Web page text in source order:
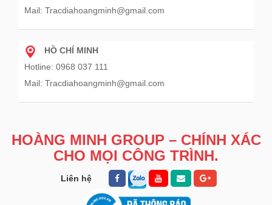
Mail: Tracdiahoangminh@gmail.com
HỒ CHÍ MINH
Hotline: 0968 037 111
Mail: Tracdiahoangminh@gmail.com
HOÀNG MINH GROUP – CHÍNH XÁC
CHO MỌI CÔNG TRÌNH.
Liên hệ